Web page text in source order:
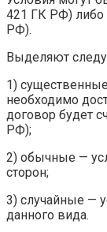
421 ГК РФ) либо
РФ).
Выделяют
1)
необходимо
договор будет
РФ);
2) обычные —
сторон;
3) случайные —
данного вида.